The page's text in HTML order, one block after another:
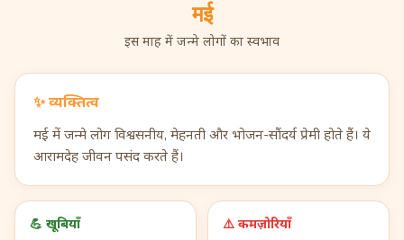
मई
इस माह में जन्मे लोगों का स्वभाव
✨व्यक्तित्व
मई में जन्मे लोग विश्वसनीय, मेहनती और भोजन-सौंदर्य प्रेमी होते हैं। ये
आरामदेह जीवन पसंद करते हैं।
💪 खूबियाँ ⚠️ कमज़ोरियाँ